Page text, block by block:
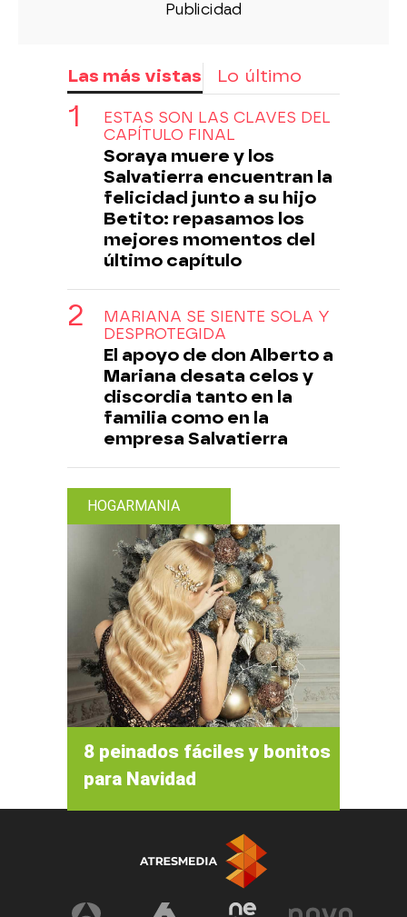
Las más vistas Lo último
ESTAS SON LAS CLAVES DEL
CAPÍTULO FINAL
Soraya muere y los
Salvatierra encuentran la
felicidad junto a su hijo
Betito: repasamos los
mejores momentos del
último capítulo
MARIANA SE SIENTE SOLA Y
DESPROTEGIDA
El apoyo de don Alberto a
Mariana desata celos y
discordia tanto en la
familia como en la
empresa Salvatierra
HOGARMANIA
8 peinados fáciles y bonitos
para Navidad